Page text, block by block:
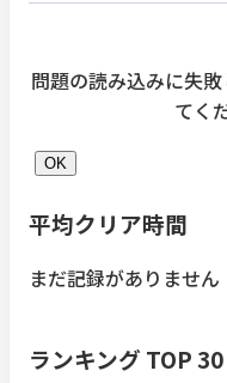
問題の読み込みに失
てく
OK
平均クリア時間
まだ記録がありません
ランキング TOP 30